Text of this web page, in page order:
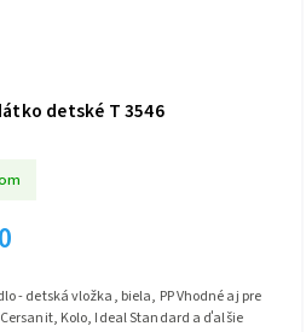
detské T 3546
detská vložka, biela, PP Vhodné aj pre
Kolo, Ideal Standard a ďalšie